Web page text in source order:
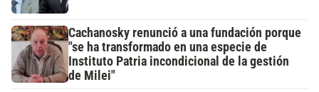
Cachanosky renunció a una fundación porque
"se ha transformado en una especie de
Instituto Patria incondicional de la gestión
de Milei"